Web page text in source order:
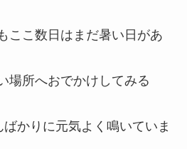
ここ数日はまだ暑い日があ
場所へおでかけしてみる
かりに元気よく鳴いていま